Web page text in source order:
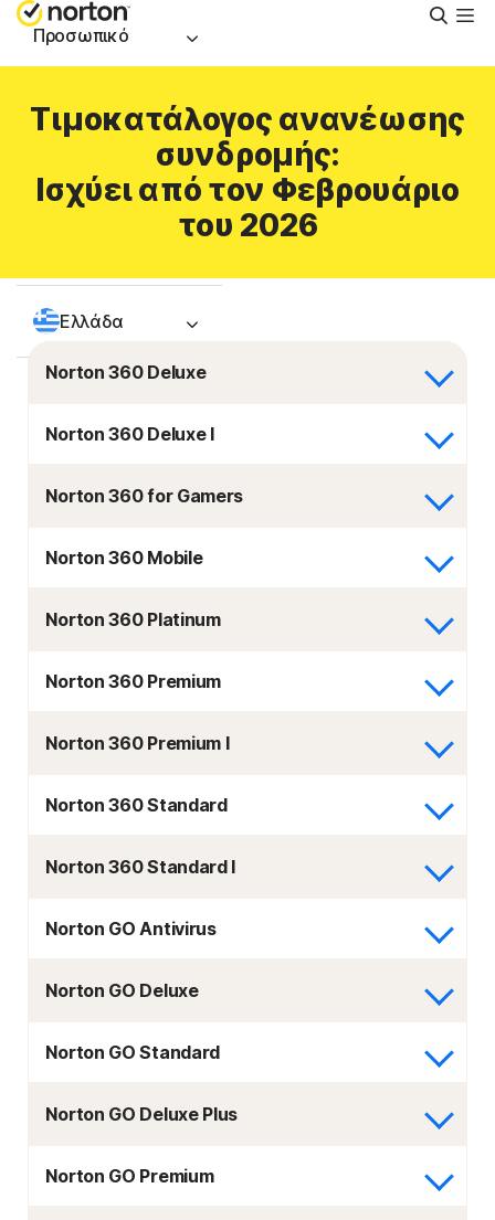
Προσωπικό
Μικρές επιχειρήσεις
Υποστήριξη
Ελλάδα
Τιμοκατάλογος ανανέωσης
συνδρομής:
Ισχύει από τον Φεβρουάριο
του 2026
Norton 360 Deluxe
Norton 360 Deluxe I
Norton 360 for Gamers
Norton 360 Mobile
Norton 360 Platinum
Norton 360 Premium
Norton 360 Premium I
Norton 360 Standard
Norton 360 Standard I
Norton GO Antivirus
Norton GO Deluxe
Norton GO Standard
Norton GO Deluxe Plus
Norton GO Premium